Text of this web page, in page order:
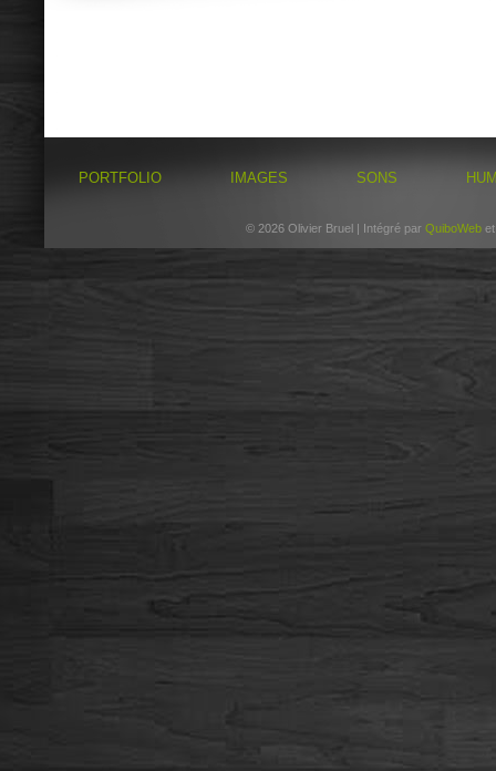
PORTFOLIO IMAGES SONS
© 2026 Olivier Bruel | Intégré par QuiboWeb